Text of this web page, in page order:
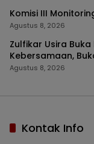
Komisi III
Agustus 8, 2026
Zulfikar Usira Buka
Kebersamaan,
Agustus 8, 2026
Kontak Info